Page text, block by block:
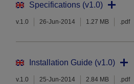
Specifications (v1.0)
v.1.0 26-Jun-2014 1.27 MB .pdf
Installation Guide (v1.0)
v.1.0 25-Jun-2014 2.84 MB .pdf